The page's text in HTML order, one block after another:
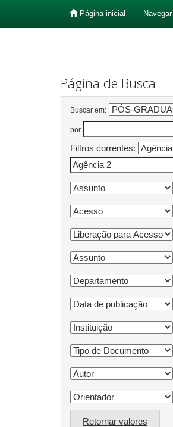
Página inicial Navegar
Página de Busca
Buscar em:
por
Filtros correntes:
Retornar valores